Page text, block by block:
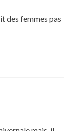
des femmes pas